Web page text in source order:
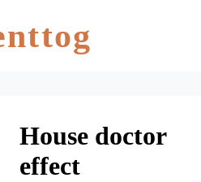
House doctor
effect